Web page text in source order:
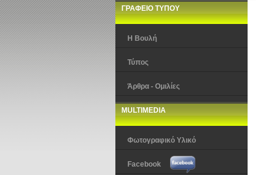
ΓΡΑΦΕΙΟ ΤΥΠΟΥ
Η Βουλή
Τύπος
Άρθρα - Ομιλίες
MULTIMEDIA
Φωτογραφικό Υλικό
Facebook